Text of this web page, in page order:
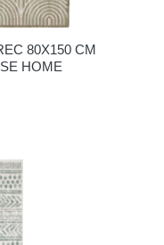
80X150 CM
HOME